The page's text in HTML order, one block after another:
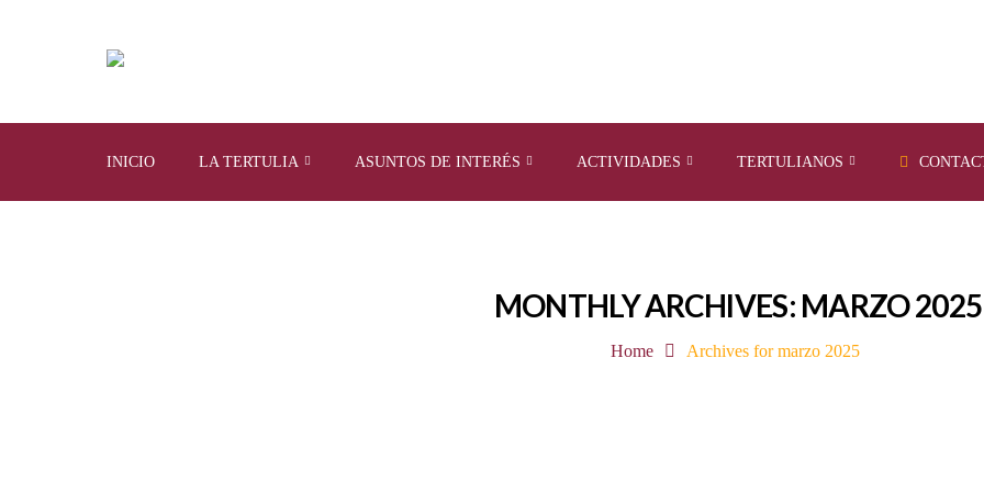
INICIO LA TERTULIA ASUNTOS DE INTERÉS ACTIVIDADES TERTULIANOS
MONTHLY ARCHIVES: MARZO 2025
Home Archives for marzo 2025